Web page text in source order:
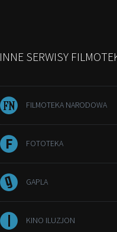
INNE SERWISY
FILMOTEKA NARODOWA
FOTOTEKA
GAPLA
KINO ILUZJON